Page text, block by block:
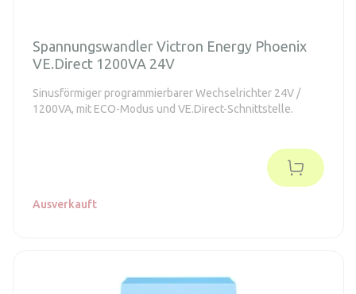
Spannungswandler Victron Energy Phoenix
VE.Direct 1200VA 24V
Sinusförmiger programmierbarer Wechselrichter 24V /
1200VA, mit ECO-Modus und VE.Direct-Schnittstelle.
Ausverkauft